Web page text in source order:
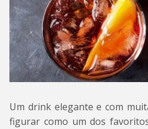
Um drink elegante e com
figurar como um dos